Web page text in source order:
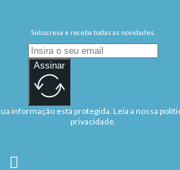
Subscreva e receba todas as novidades.
Assinar
informação está protegida. Leia a nossa
privacidade.